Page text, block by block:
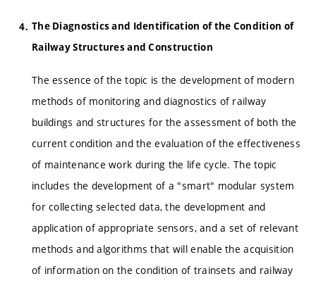
The Diagnostics and Identification of the Condition of
Railway Structures and Construction
The essence of the topic is the development of modern
methods of monitoring and diagnostics of railway
buildings and structures for the assessment of both the
current condition and the evaluation of the effectiveness
of maintenance work during the life cycle. The topic
includes the development of a "smart" modular system
for collecting selected data, the development and
application of appropriate sensors, and a set of relevant
methods and algorithms that will enable the acquisition
of information on the condition of trainsets and railway